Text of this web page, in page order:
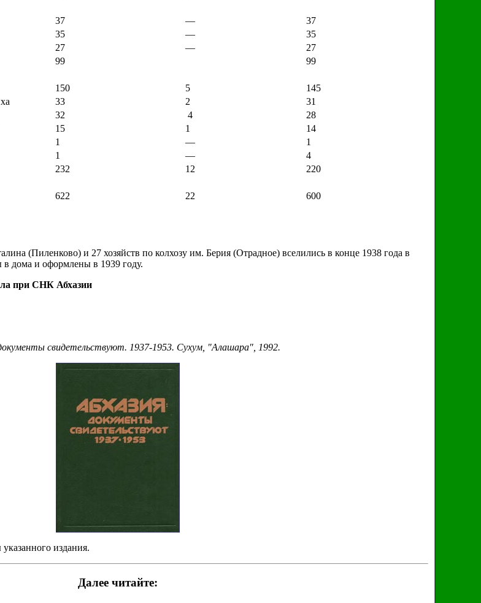
37 —
37
35 —
35
27 —
27
99 99
150 5
145
33 2
31
32 4
28
15 1
14
1 —
1
1 —
4
232 12 220
622 22 600
(Пиленково) и 27 хозяйств по колхозу им. Берия (Отрадное) вселились в конце 1938 года в
дома и оформлены в 1939 году.
при СНК Абхазии
свидетельствуют. 1937-1953. Сухум, "Алашара", 1992.
издания.
Далее читайте: